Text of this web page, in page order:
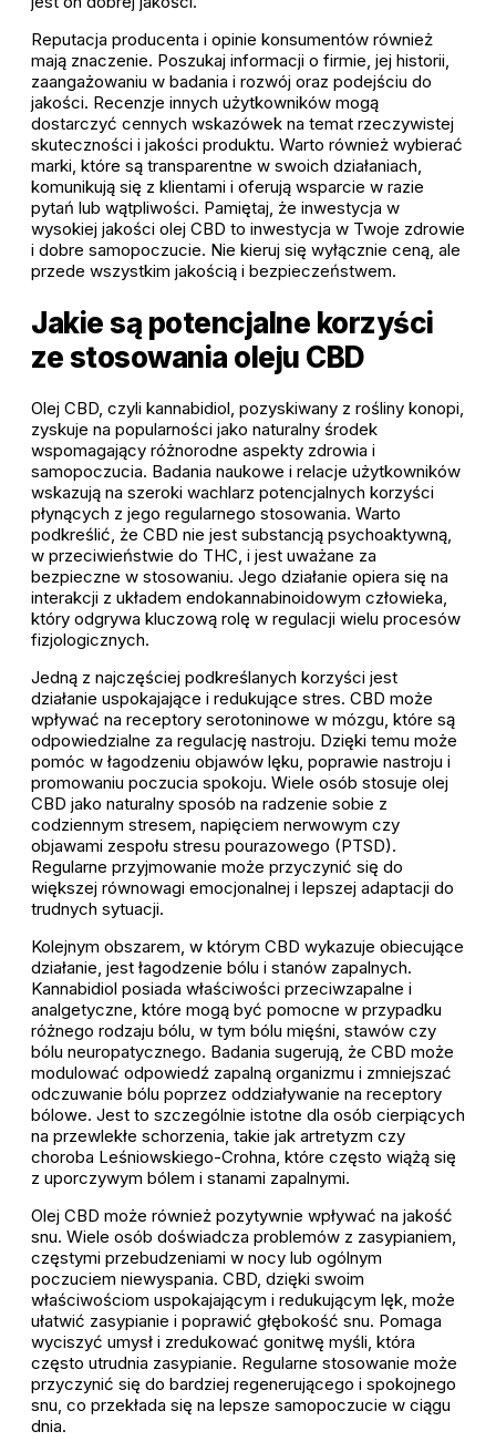
Reputacja producenta i opinie konsumentów również
mają znaczenie. Poszukaj informacji o firmie, jej historii,
zaangażowaniu w badania i rozwój oraz podejściu do
jakości. Recenzje innych użytkowników mogą
dostarczyć cennych wskazówek na temat rzeczywistej
skuteczności i jakości produktu. Warto również wybierać
marki, które są transparentne w swoich działaniach,
komunikują się z klientami i oferują wsparcie w razie
pytań lub wątpliwości. Pamiętaj, że inwestycja w
wysokiej jakości olej CBD to inwestycja w Twoje zdrowie
i dobre samopoczucie. Nie kieruj się wyłącznie ceną, ale
przede wszystkim jakością i bezpieczeństwem.
Jakie są potencjalne korzyści
ze stosowania oleju CBD
Olej CBD, czyli kannabidiol, pozyskiwany z rośliny konopi,
zyskuje na popularności jako naturalny środek
wspomagający różnorodne aspekty zdrowia i
samopoczucia. Badania naukowe i relacje użytkowników
wskazują na szeroki wachlarz potencjalnych korzyści
płynących z jego regularnego stosowania. Warto
podkreślić, że CBD nie jest substancją psychoaktywną,
w przeciwieństwie do THC, i jest uważane za
bezpieczne w stosowaniu. Jego działanie opiera się na
interakcji z układem endokannabinoidowym człowieka,
który odgrywa kluczową rolę w regulacji wielu procesów
fizjologicznych.
Jedną z najczęściej podkreślanych korzyści jest
działanie uspokajające i redukujące stres. CBD może
wpływać na receptory serotoninowe w mózgu, które są
odpowiedzialne za regulację nastroju. Dzięki temu może
pomóc w łagodzeniu objawów lęku, poprawie nastroju i
promowaniu poczucia spokoju. Wiele osób stosuje olej
CBD jako naturalny sposób na radzenie sobie z
codziennym stresem, napięciem nerwowym czy
objawami zespołu stresu pourazowego (PTSD).
Regularne przyjmowanie może przyczynić się do
większej równowagi emocjonalnej i lepszej adaptacji do
trudnych sytuacji.
Kolejnym obszarem, w którym CBD wykazuje obiecujące
działanie, jest łagodzenie bólu i stanów zapalnych.
Kannabidiol posiada właściwości przeciwzapalne i
analgetyczne, które mogą być pomocne w przypadku
różnego rodzaju bólu, w tym bólu mięśni, stawów czy
bólu neuropatycznego. Badania sugerują, że CBD może
modulować odpowiedź zapalną organizmu i zmniejszać
odczuwanie bólu poprzez oddziaływanie na receptory
bólowe. Jest to szczególnie istotne dla osób cierpiących
na przewlekłe schorzenia, takie jak artretyzm czy
choroba Leśniowskiego-Crohna, które często wiążą się
z uporczywym bólem i stanami zapalnymi.
Olej CBD może również pozytywnie wpływać na jakość
snu. Wiele osób doświadcza problemów z zasypianiem,
częstymi przebudzeniami w nocy lub ogólnym
poczuciem niewyspania. CBD, dzięki swoim
właściwościom uspokajającym i redukującym lęk, może
ułatwić zasypianie i poprawić głębokość snu. Pomaga
wyciszyć umysł i zredukować gonitwę myśli, która
często utrudnia zasypianie. Regularne stosowanie może
przyczynić się do bardziej regenerującego i spokojnego
snu, co przekłada się na lepsze samopoczucie w ciągu
dnia.